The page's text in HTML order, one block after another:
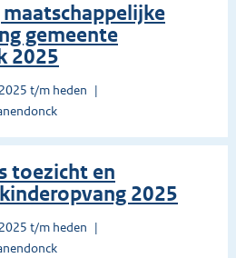
gemeente
2025
t/m heden
toezicht en
2025
t/m heden